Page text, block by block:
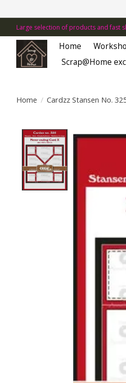
Large selection of products and fast
Home
Scrap@Home
Home / Cardzz Stansen No.
Product